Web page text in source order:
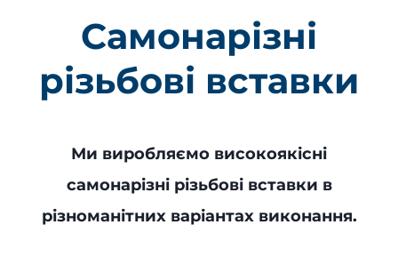
Самонарізні
різьбові вставки
Ми виробляємо високоякісні
самонарізні різьбові вставки в
різноманітних варіантах виконання.